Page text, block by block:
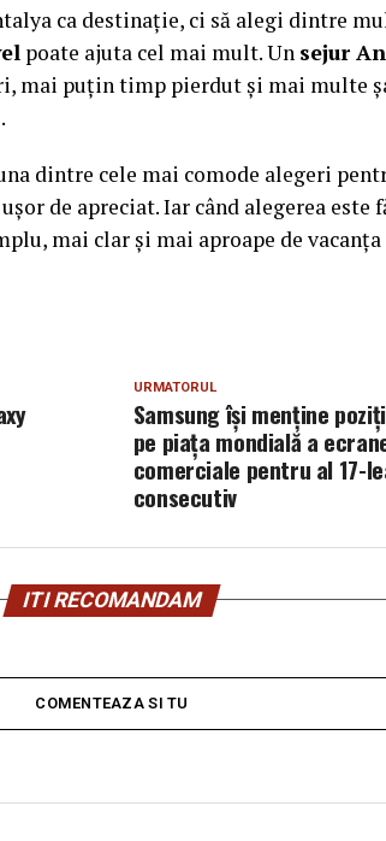
ca destinație, ci să alegi dintre
poate ajuta cel mai mult. Un sejur
mai puțin timp pierdut și mai multe
dintre cele mai comode alegeri
de apreciat. Iar când alegerea este
mai clar și mai aproape de vacanța
URMATORUL
Samsung își menține
pe piața mondială a
comerciale pentru al 17-
consecutiv
ITI RECOMANDAM
COMENTEAZA SI TU